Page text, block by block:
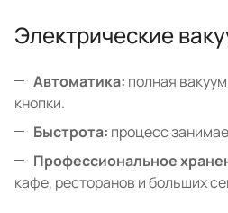
Электрические
Автоматика: полная
кнопки.
Быстрота: процесс
Профессиональное
кафе, ресторанов и больших